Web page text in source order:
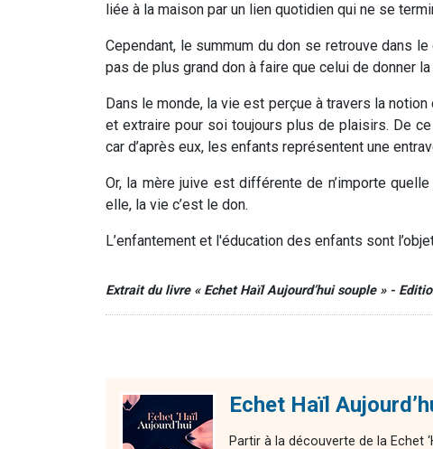
liée à la maison par un lien quotidien qui ne se
Cependant, le summum du don se retrouve dans
pas de plus grand don à faire que celui de donner
Dans le monde, la vie est perçue à travers la
et extraire pour soi toujours plus de plaisirs. De
car d’après eux, les enfants représentent une
Or, la mère juive est différente de n’importe
elle, la vie c’est le don.
L’enfantement et l'éducation des enfants sont
Extrait du livre « Echet Haïl Aujourd’hui souple » -
Echet Haïl
Partir à la découverte de la Echet